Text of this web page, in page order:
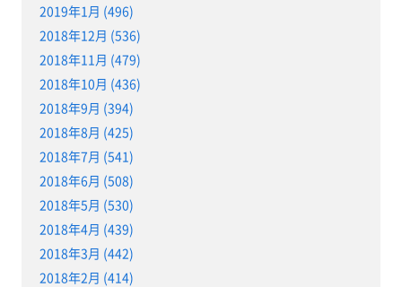
2019年1月 (496)
2018年12月 (536)
2018年11月 (479)
2018年10月 (436)
2018年9月 (394)
2018年8月 (425)
2018年7月 (541)
2018年6月 (508)
2018年5月 (530)
2018年4月 (439)
2018年3月 (442)
2018年2月 (414)